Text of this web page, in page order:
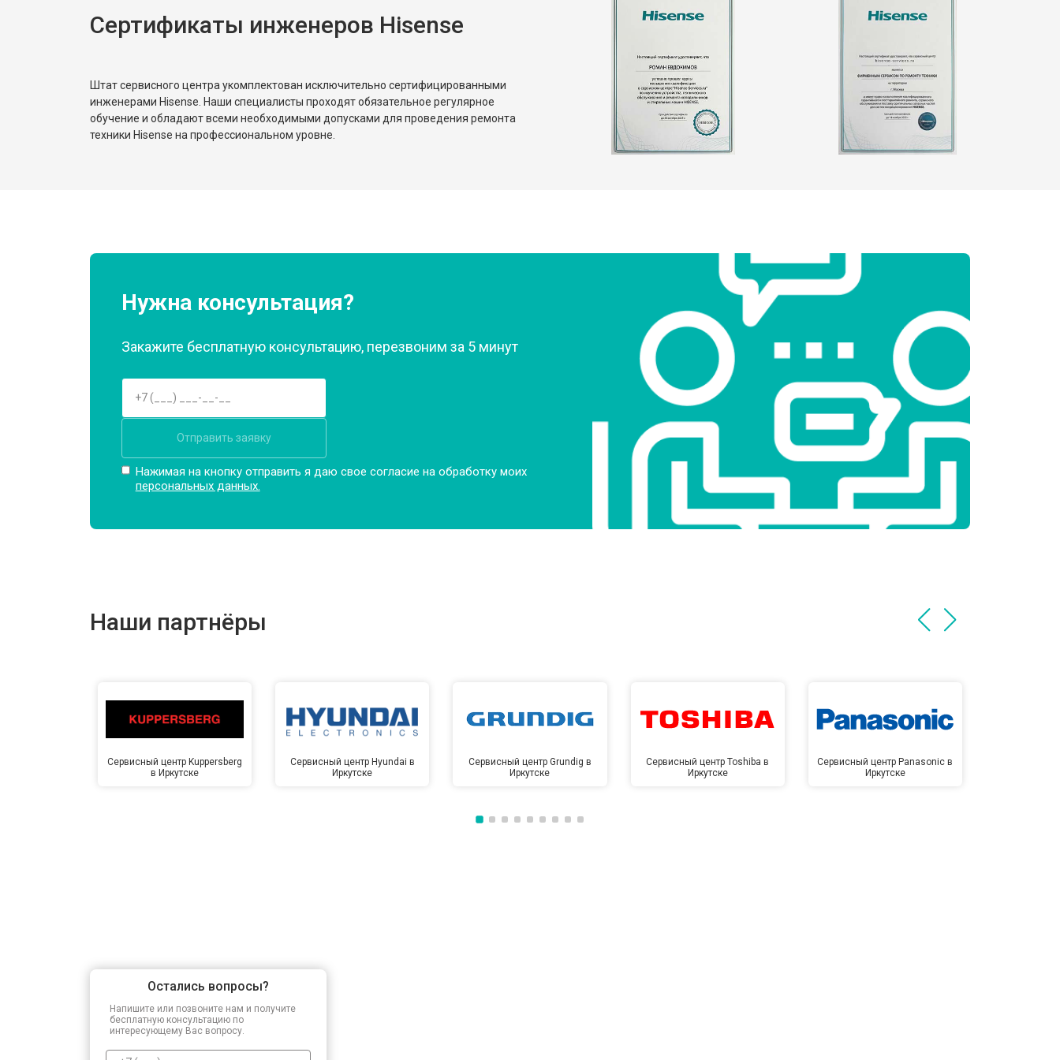
Сертификаты инженеров Hisense
Штат сервисного центра укомплектован исключительно сертифицированными
инженерами Hisense. Наши специалисты проходят обязательное регулярное
обучение и обладают всеми необходимыми допусками для проведения ремонта
техники Hisense на профессиональном уровне.
Нужна консультация?
Закажите бесплатную консультацию, перезвоним за 5 минут
Отправить заявку
Нажимая на кнопку отправить я даю свое согласие на обработку моих
персональных данных.
Наши партнёры
Сервисный центр Kuppersberg
в Иркутске
Сервисный центр Hyundai в
Иркутске
Сервисный центр Grundig в
Иркутске
Сервисный центр Toshiba в
Иркутске
Сервисный центр Panasonic в
Иркутске
Остались вопросы?
Напишите или позвоните нам и получите
бесплатную консультацию по
интересующему Вас вопросу.